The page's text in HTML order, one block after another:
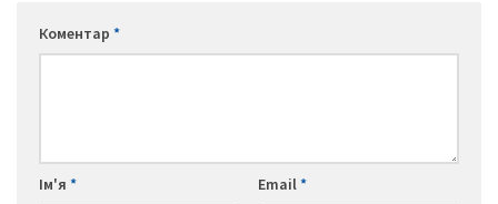
Коментар *
Ім'я * Email*